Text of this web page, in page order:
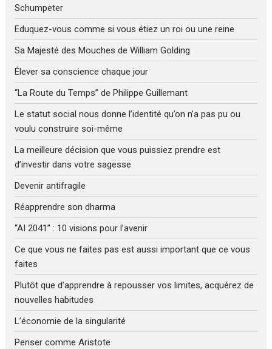
Schumpeter
Eduquez-vous comme si vous étiez un roi ou une reine
Sa Majesté des Mouches de William Golding
Élever sa conscience chaque jour
“La Route du Temps” de Philippe Guillemant
Le statut social nous donne l’identité qu’on n’a pas pu ou
voulu construire soi-même
La meilleure décision que vous puissiez prendre est
d’investir dans votre sagesse
Devenir antifragile
Réapprendre son dharma
“AI 2041” : 10 visions pour l’avenir
Ce que vous ne faites pas est aussi important que ce vous
faites
Plutôt que d’apprendre à repousser vos limites, acquérez de
nouvelles habitudes
L’économie de la singularité
Penser comme Aristote